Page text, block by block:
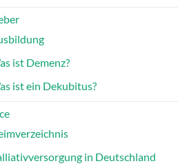
ist Demenz?
ist ein Dekubitus?
in Deutschland